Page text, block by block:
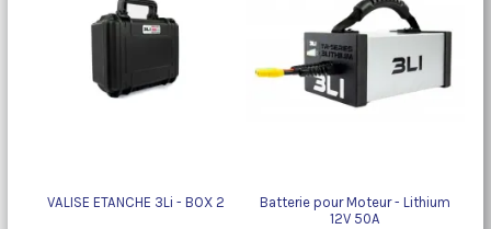
VALISE ETANCHE 3Li - BOX 2
Batterie pour Moteur - Lithium
12V 50A